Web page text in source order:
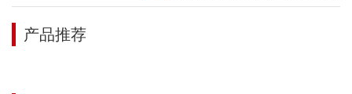
产品推荐